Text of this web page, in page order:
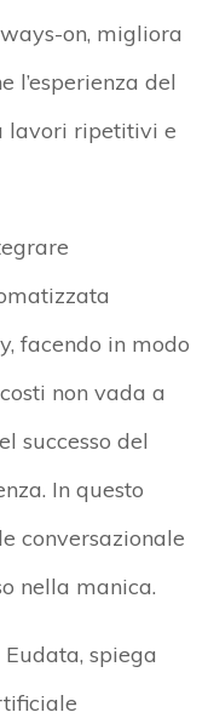
on, migliora
l’esperienza del
lavori ripetitivi e
facendo in modo
non vada a
successo del
In questo
conversazionale
nella manica.
spiega